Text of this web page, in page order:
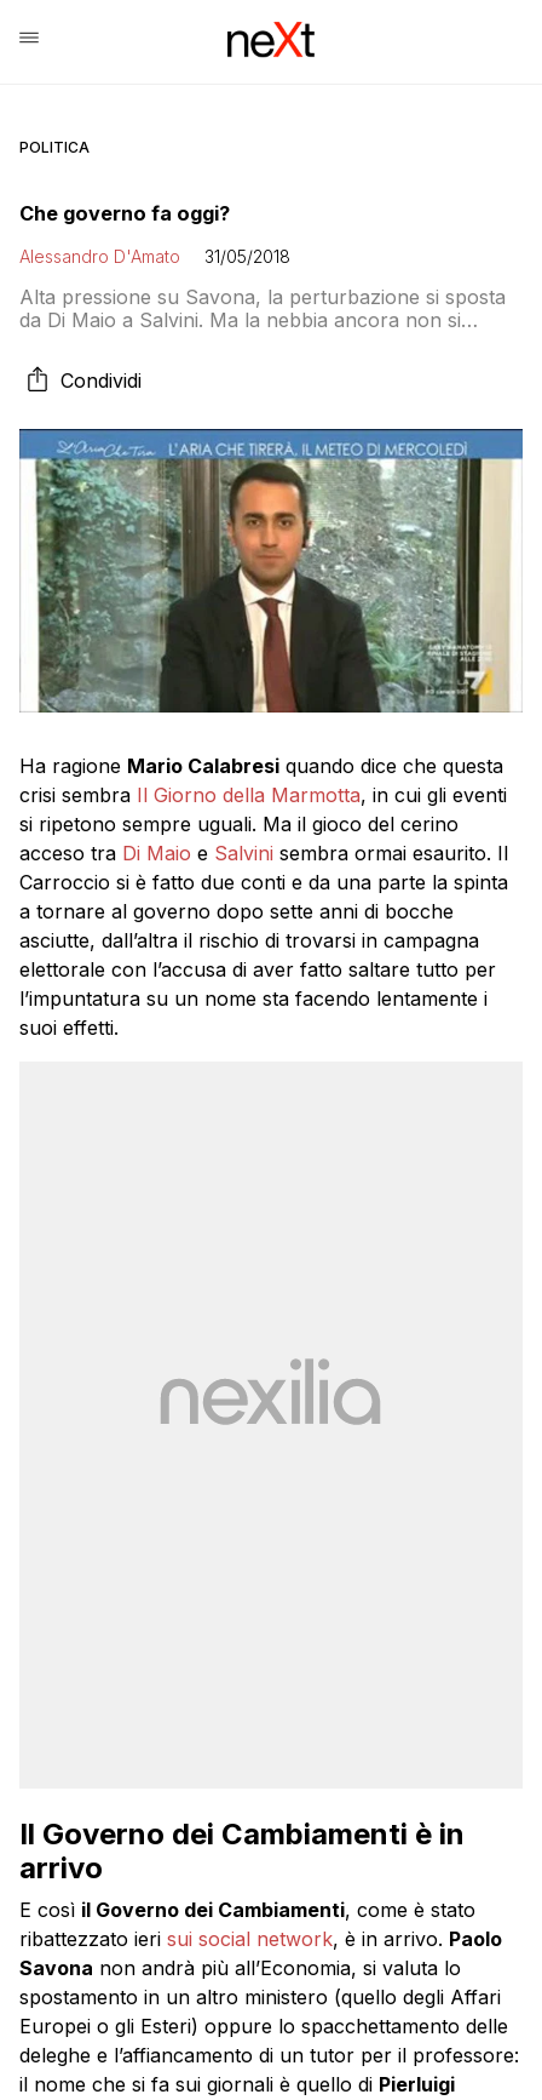
POLITICA
Che governo fa oggi?
Alessandro D'Amato 31/05/2018
Alta pressione su Savona, la perturbazione si sposta
da Di Maio a Salvini. Ma la nebbia ancora non si
fitte, ma il governo dei cambiamenti non ci fa annoiare
per nulla anche se ancora non è stato varato
Condividi
Ha ragione Mario Calabresi quando dice che questa
crisi sembra Il Giorno della Marmotta, in cui gli eventi
si ripetono sempre uguali. Ma il gioco del cerino
acceso tra Di Maio e Salvini sembra ormai esaurito. Il
Carroccio si è fatto due conti e da una parte la spinta
a tornare al governo dopo sette anni di bocche
asciutte, dall’altra il rischio di trovarsi in campagna
elettorale con l’accusa di aver fatto saltare tutto per
l’impuntatura su un nome sta facendo lentamente i
suoi effetti.
Il Governo dei Cambiamenti è in
arrivo
E così il Governo dei Cambiamenti, come è stato
ribattezzato ieri sui social network, è in arrivo. Paolo
Savona non andrà più all’Economia, si valuta lo
spostamento in un altro ministero (quello degli Affari
Europei o gli Esteri) oppure lo spacchettamento delle
deleghe e l’affiancamento di un tutor per il professore:
il nome che si fa sui giornali è quello di Pierluigi